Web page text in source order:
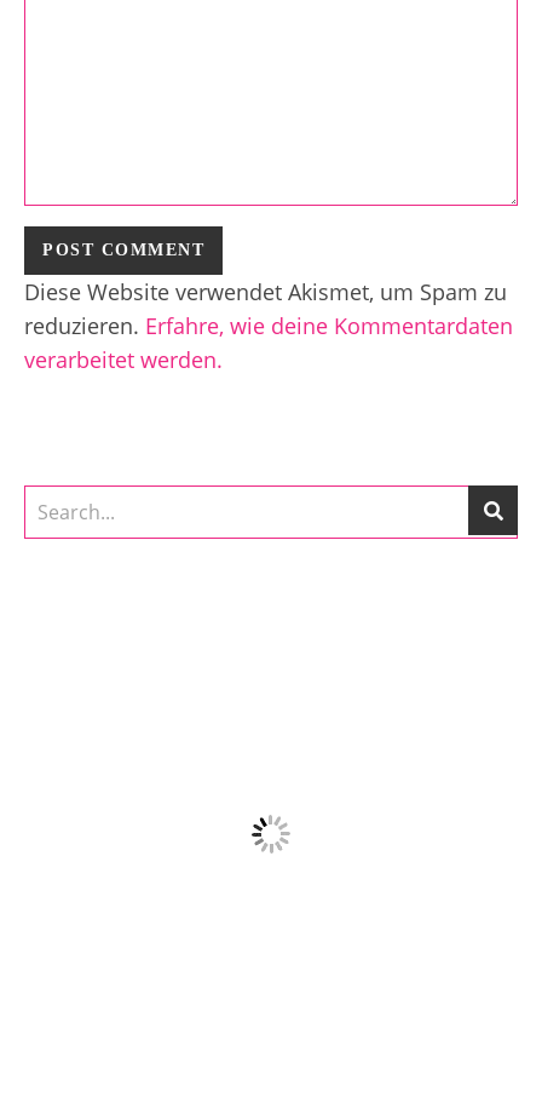
Diese Website verwendet Akismet, um Spam zu
reduzieren. Erfahre, wie deine Kommentardaten
verarbeitet werden.